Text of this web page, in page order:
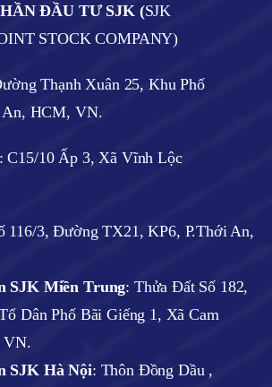
ĐẦU TƯ SJK (SJK
STOCK COMPANY)
Thạnh Xuân 25, Khu Phố
HCM, VN.
C15/10 Ấp 3, Xã Vĩnh Lộc
116/3, Đường TX21, KP6, P.Thới An,
SJK Miền Trung: Thửa Đất Số 182,
Dân Phố Bãi Giếng 1, Xã Cam
VN.
SJK Hà Nội: Thôn Đồng Dầu ,